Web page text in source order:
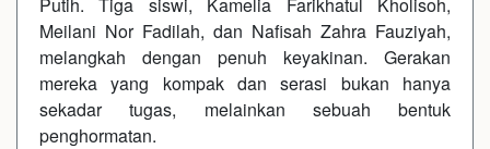
Meilani Nor Fadilah, dan Nafisah Zahra Fauziyah,
melangkah dengan penuh keyakinan. Gerakan
mereka yang kompak dan serasi bukan hanya
sekadar tugas, melainkan sebuah bentuk
penghormatan.